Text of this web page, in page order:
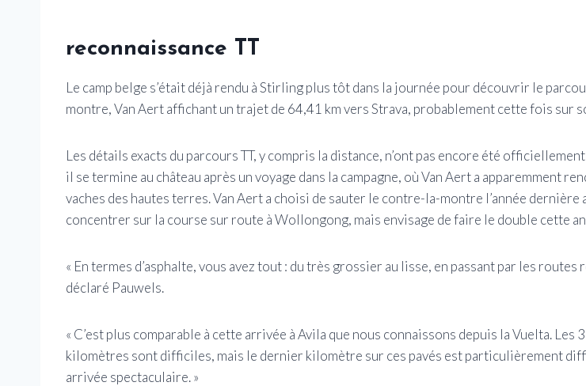
reconnaissance TT
Le camp belge s’était déjà rendu à Stirling plus tôt dans la journée pour découvrir le
montre, Van Aert affichant un trajet de 64,41 km vers Strava, probablement cette fois sur
Les détails exacts du parcours TT, y compris la distance, n’ont pas encore été
il se termine au château après un voyage dans la campagne, où Van Aert a apparemment
vaches des hautes terres. Van Aert a choisi de sauter le contre-la-montre l’année dernière
concentrer sur la course sur route à Wollongong, mais envisage de faire le double cette
« En termes d’asphalte, vous avez tout : du très grossier au lisse, en passant par les routes
déclaré Pauwels.
« C’est plus comparable à cette arrivée à Avila que nous connaissons depuis la Vuelta. Les
kilomètres sont difficiles, mais le dernier kilomètre sur ces pavés est particulièrement
arrivée spectaculaire. »